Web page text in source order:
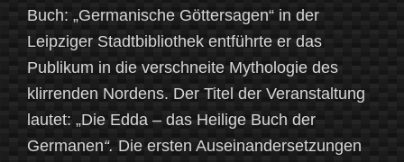
Buch: „Germanische Göttersagen“ in der
Leipziger Stadtbibliothek entführte er das
Publikum in die verschneite Mythologie des
klirrenden Nordens. Der Titel der Veranstaltung
lautet: „Die Edda – das Heilige Buch der
Germanen“. Die ersten Auseinandersetzungen